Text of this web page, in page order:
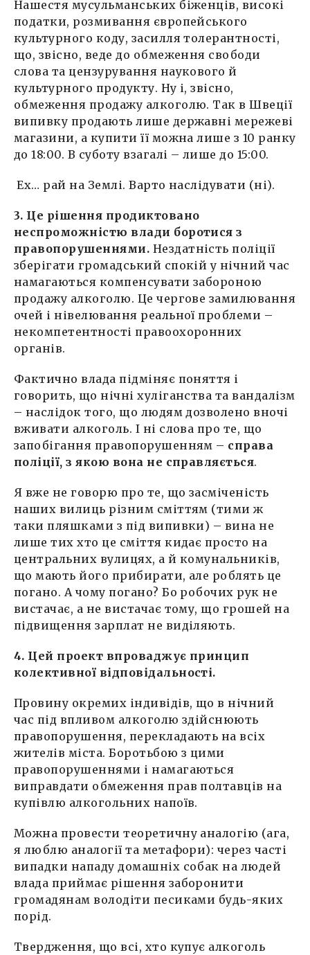
Нашестя мусульманських біженців, високі
податки, розмивання європейського
культурного коду, засилля толерантності,
що, звісно, веде до обмеження свободи
слова та цензурування наукового й
культурного продукту. Ну і, звісно,
обмеження продажу алкоголю. Так в Швеції
випивку продають лише державні мережеві
магазини, а купити її можна лише з 10 ранку
до 18:00. В суботу взагалі – лише до 15:00.
Ех… рай на Землі. Варто наслідувати (ні).
3. Це рішення продиктовано
неспроможністю влади боротися з
правопорушеннями. Нездатність поліції
зберігати громадський спокій у нічний час
намагаються компенсувати забороною
продажу алкоголю. Це чергове замилювання
очей і нівелювання реальної проблеми –
некомпетентності правоохоронних
органів.
Фактично влада підміняє поняття і
говорить, що нічні хуліганства та вандалізм
– наслідок того, що людям дозволено вночі
вживати алкоголь. І ні слова про те, що
запобігання правопорушенням – справа
поліції, з якою вона не справляється.
Я вже не говорю про те, що засміченість
наших вилиць різним сміттям (тими ж
таки пляшками з під випивки) – вина не
лише тих хто це сміття кидає просто на
центральних вулицях, а й комунальників,
що мають його прибирати, але роблять це
погано. А чому погано? Бо робочих рук не
вистачає, а не вистачає тому, що грошей на
підвищення зарплат не виділяють.
4. Цей проект впроваджує принцип
колективної відповідальності.
Провину окремих індивідів, що в нічний
час під впливом алкоголю здійснюють
правопорушення, перекладають на всіх
жителів міста. Боротьбою з цими
правопорушеннями і намагаються
виправдати обмеження прав полтавців на
купівлю алкогольних напоїв.
Можна провести теоретичну аналогію (ага,
я люблю аналогії та метафори): через часті
випадки нападу домашніх собак на людей
влада приймає рішення заборонити
громадянам володіти песиками будь-яких
порід.
Твердження, що всі, хто купує алкоголь